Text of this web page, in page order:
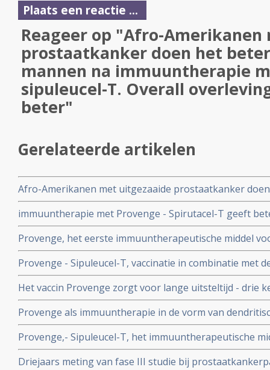
Plaats een reactie ...
Reageer op "Afro-
prostaatkanker doen het
mannen na immuuntherapie
sipuleucel-T. Overall
beter"
Gerelateerde artikelen
Afro-Amerikanen met uitgezaaide prostaatkanker
na immuuntherapie met Provenge - sipuleucel-T.
beter
immuuntherapie met Provenge - Spirutacel-T geeft
overleving bij gevorderde prostaatkanker als deze
celtherapie
Provenge, het eerste immuuntherapeutische middel
discussie wegens twijfels over opzet van studies. Ook
dendreon verdacht van fraude en oplichting
Provenge - Sipuleucel-T, vaccinatie in combinatie met
nieuwe studies te zorgen voor significante
hormoonresistente prostaatkanker. Lees hier
Het vaccin Provenge zorgt voor lange uitsteltijd - drie
Provenge - van PSA stijging na eerste lijnsbehandeling.
Provenge als immuuntherapie in de vorm van
hormoonresistente gevorderde prostaatkanker geeft
jaars overleving gaat 38% omhoog. FDA geeft
studierapport.
Provenge,- Sipuleucel-T, het immuuntherapeutische
31.000 per injectie. Voor een minimale kuur van 3
Driejaars meting van fase III studie bij